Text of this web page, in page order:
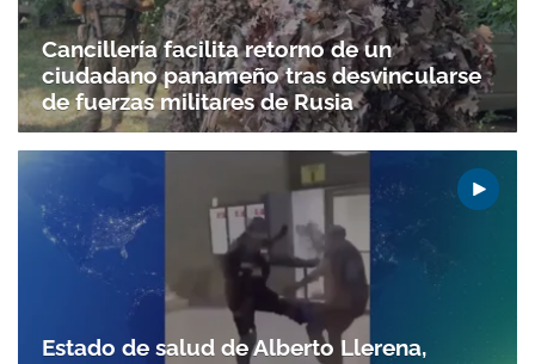
Cancillería facilita retorno de un
ciudadano panameño tras desvincularse
de fuerzas militares de Rusia
Estado de salud de Alberto Llerena,